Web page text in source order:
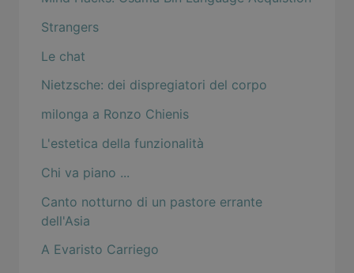
Strangers
Le chat
Nietzsche: dei dispregiatori del corpo
milonga a Ronzo Chienis
L'estetica della funzionalità
Chi va piano ...
Canto notturno di un pastore errante
dell'Asia
A Evaristo Carriego